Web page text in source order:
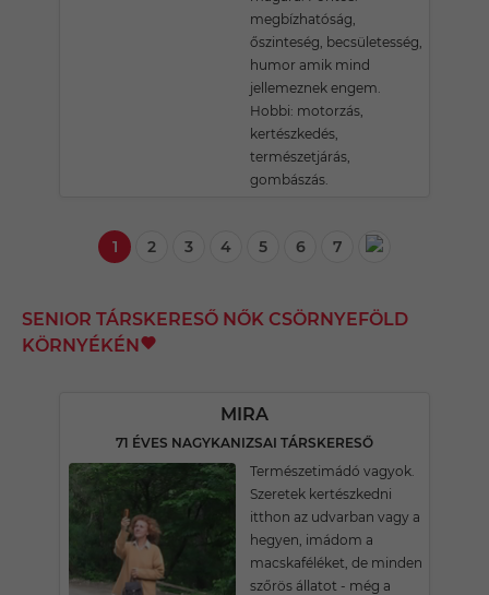
megbízhatóság,
őszinteség, becsületesség,
humor amik mind
jellemeznek engem.
Hobbi: motorzás,
kertészkedés,
természetjárás,
gombászás.
1 2 3 4 5 6 7
SENIOR TÁRSKERESŐ NŐK CSÖRNYEFÖLD
KÖRNYÉKÉN
MIRA
71 ÉVES NAGYKANIZSAI TÁRSKERESŐ
Természetimádó vagyok.
Szeretek kertészkedni
itthon az udvarban vagy a
hegyen, imádom a
macskaféléket, de minden
szőrös állatot - még a